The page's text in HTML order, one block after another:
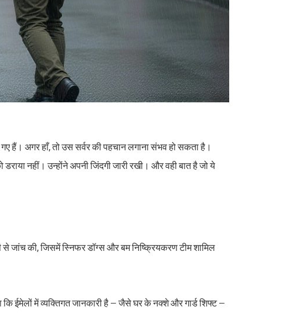
हैं। अगर हाँ, तो उस सर्वर की पहचान लगाना संभव हो सकता है।
नहीं। उन्होंने अपनी जिंदगी जारी रखी। और वही बात है जो ये
जांच की, जिसमें स्निफर डॉग्स और बम निष्क्रियकरण टीम शामिल
कि ईमेलों में व्यक्तिगत जानकारी है — जैसे घर के नक्शे और गार्ड शिफ्ट —